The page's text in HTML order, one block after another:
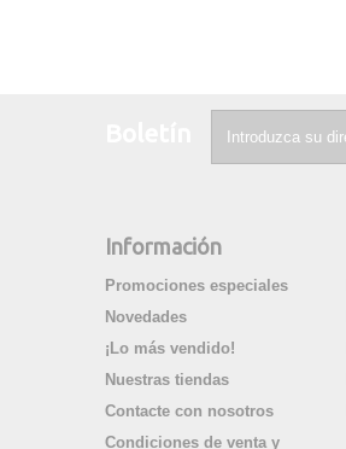
Información
Promociones especiales
Novedades
¡Lo más vendido!
Nuestras tiendas
Contacte con nosotros
Condiciones de venta y